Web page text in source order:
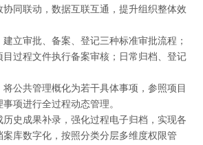
同联动，数据互联互通，提升组织整体效
建立审批、备案、登记三种标准审批流程；
过程文件执行备案审核；日常归档、登记
将公共管理概化为若干具体事项，参照项目
项进行全过程动态管理。
历史成果补录，强化过程电子归档，实现各
库数字化，按照分类分层多维度权限管